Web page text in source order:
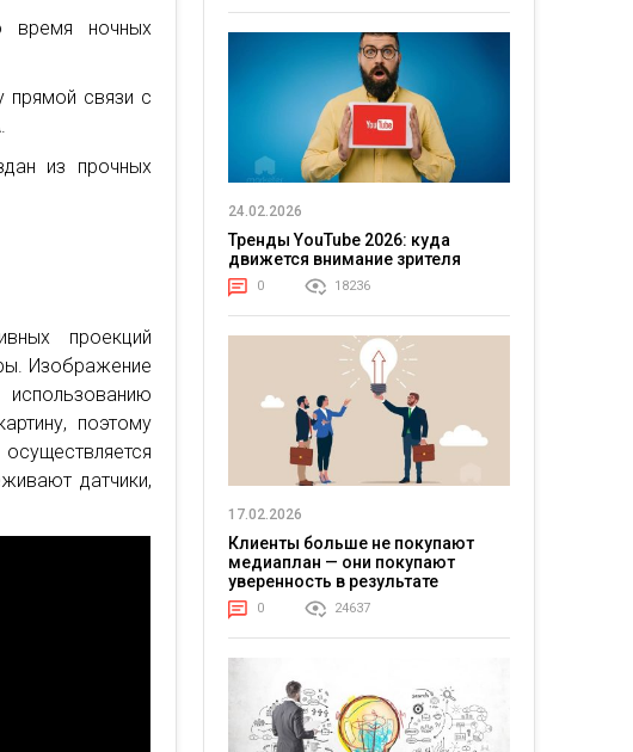
время ночных
прямой связи с
из прочных
проекций
Изображение
поэтому
датчики,
24.02.2026
Тренды YouTube 2026: куда
движется внимание зрителя
0 18236
17.02.2026
Клиенты больше не покупают
медиаплан — они покупают
уверенность в результате
0 24637